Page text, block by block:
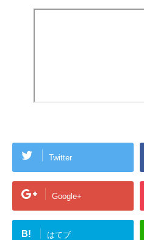
Twitter
Google+
B! はてブ